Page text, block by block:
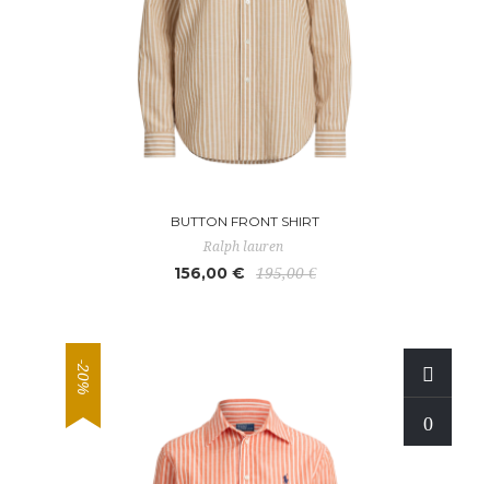
BUTTON FRONT SHIRT
Ralph lauren
156,00 € 195,00 €
-20%